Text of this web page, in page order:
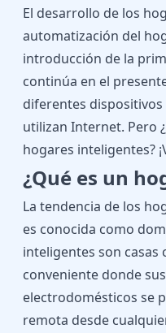
El desarrollo de los
automatización del
introducción de la
continúa en el
diferentes
utilizan Internet. Pero
hogares inteligentes?
¿Qué es un
La tendencia de los
es conocida como
inteligentes son
conveniente donde
electrodomésticos se
remota desde